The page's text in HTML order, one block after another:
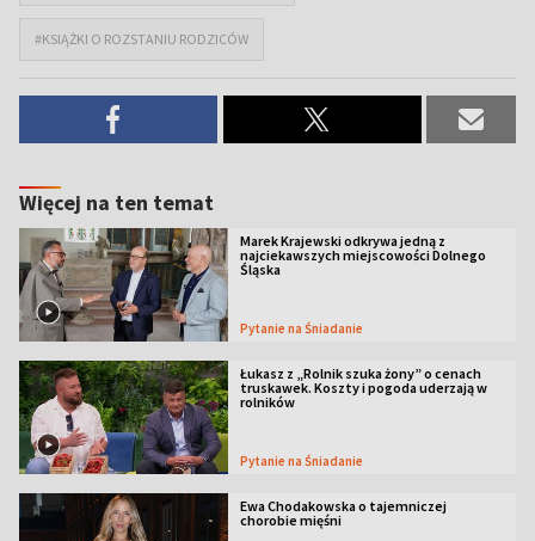
#KSIĄŻKI O ROZSTANIU RODZICÓW
Więcej na ten temat
Marek Krajewski odkrywa jedną z
najciekawszych miejscowości Dolnego
Śląska
Pytanie na Śniadanie
Łukasz z „Rolnik szuka żony” o cenach
truskawek. Koszty i pogoda uderzają w
rolników
Pytanie na Śniadanie
Ewa Chodakowska o tajemniczej
chorobie mięśni